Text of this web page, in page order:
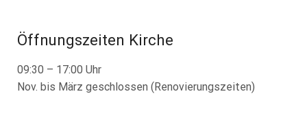
Öffnungszeiten Kirche
09:30 – 17:00 Uhr
Nov. bis März geschlossen (Renovierungszeiten)